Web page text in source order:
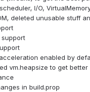
I/O,
deleted unusable stuff
support
enabled by
vm.heapsize to get better
in build.prop